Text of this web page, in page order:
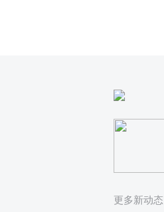
更多新动态